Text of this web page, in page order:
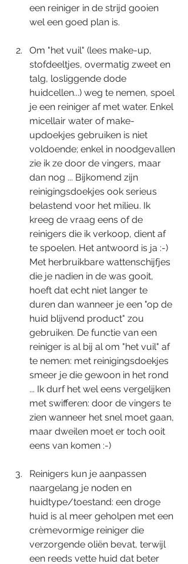
een reiniger in de strijd gooien
wel een goed plan is.
Om "het vuil" (lees make-up,
stofdeeltjes, overmatig zweet en
talg, losliggende dode
huidcellen...) weg te nemen, spoel
je een reiniger af met water. Enkel
micellair water of make-
updoekjes gebruiken is niet
voldoende; enkel in noodgevallen
zie ik ze door de vingers, maar
dan nog ... Bijkomend zijn
reinigingsdoekjes ook serieus
belastend voor het milieu. Ik
kreeg de vraag eens of de
reinigers die ik verkoop, dient af
te spoelen. Het antwoord is ja :-)
Met herbruikbare wattenschijfjes
die je nadien in de was gooit,
hoeft dat echt niet langer te
duren dan wanneer je een "op de
huid blijvend product" zou
gebruiken. De functie van een
reiniger is al bij al om "het vuil" af
te nemen: met reinigingsdoekjes
smeer je die gewoon in het rond
... Ik durf het wel eens vergelijken
met swifferen: door de vingers te
zien wanneer het snel moet gaan,
maar dweilen moet er toch ooit
eens van komen :-)
Reinigers kun je aanpassen
naargelang je noden en
huidtype/toestand: een droge
huid is al meer geholpen met een
crèmevormige reiniger die
verzorgende oliën bevat, terwijl
een reeds vette huid dat beter